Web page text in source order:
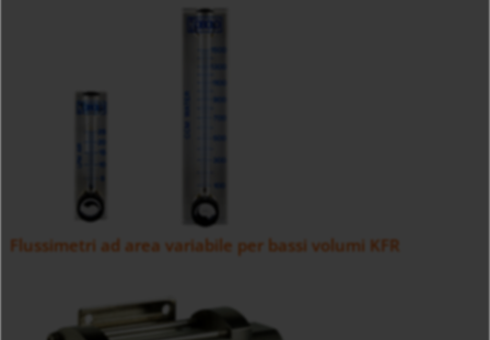
Flussimetri ad area variabile per bassi volumi KFR